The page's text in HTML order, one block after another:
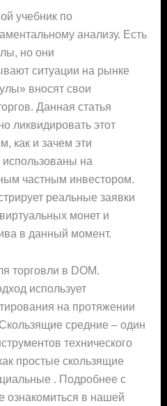
учебник по
анализу. Есть
но они
ситуации на рынке
вносят свои
Данная статья
ликвидировать этот
как и зачем эти
на
частным инвестором.
реальные заявки
монет и
в данный момент.
торговли в DOM.
использует
на протяжении
средние – один
технического
простые скользящие
. Подробнее с
ознакомиться в нашей